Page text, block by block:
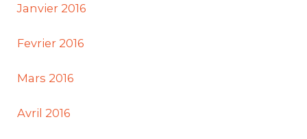
Janvier 2016
Fevrier 2016
Mars 2016
Avril 2016